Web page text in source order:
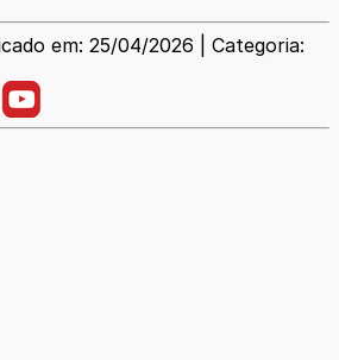
em: 25/04/2026 | Categoria: